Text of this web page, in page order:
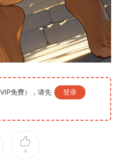
免费），请先 登录
4